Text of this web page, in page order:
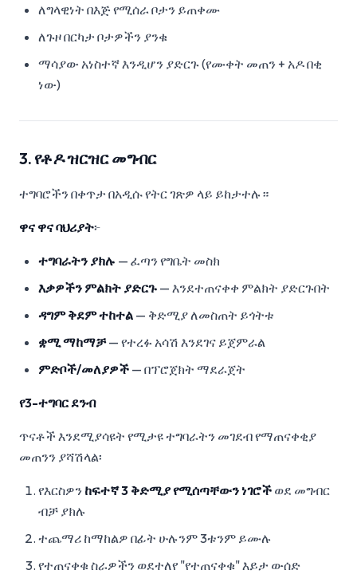
ለግላዊነት በእጅ የሚሰራ ቦታን ይጠቀሙ
ለጉዞ በርካታ ቦታዎችን ያንቁ
ማሳያው አነስተኛ እንዲሆን ያድርጉ (የሙቀት መጠን + አዶ በቂ
ነው)
3. የቶዶ ዝርዝር መግብር
ተግባሮችን በቀጥታ በአዲሱ የትር ገጽዎ ላይ ይከታተሉ።
ዋና ዋና ባህሪያት፦
ተግባራትን ያክሉ — ፈጣን የግቤት መስክ
እቃዎችን ምልክት ያድርጉ — እንደተጠናቀቀ ምልክት ያድርጉበት
ዳግም ቅደም ተከተል — ቅድሚያ ለመስጠት ይጎትቱ
ቋሚ ማከማቻ— የተረፉ አሳሽ እንደገና ይጀምራል
ምድቦች/መለያዎች — በፕሮጀክት ማደራጀት
የ3-ተግባር ደንብ
ጥናቶች እንደሚያሳዩት የሚታዩ ተግባራትን መገደብ የማጠናቀቂያ
መጠንን ያሻሽላል፡
የእርስዎን ከፍተኛ 3 ቅድሚያ የሚሰጣቸውን ነገሮች ወደ መግብር
ብቻ ያክሉ
ተጨማሪ ከማከልዎ በፊት ሁሉንም 3ቱንም ይሙሉ
የተጠናቀቁ ስራዎችን ወደተለየ "የተጠናቀቁ" እይታ ውሰድ